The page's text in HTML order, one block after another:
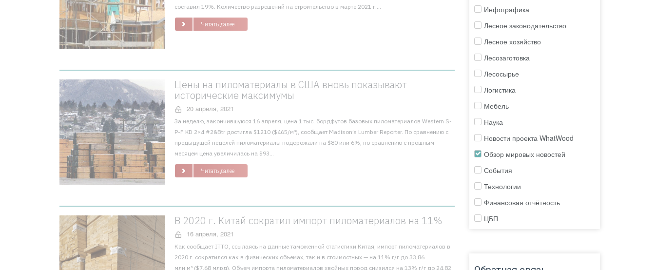
составил 19%. Количество разрешений на строительство в марте 2021 г....
Читать далее
Цены на пиломатериалы в США вновь показывают
исторические максимумы
20 апреля, 2021
За неделю, закончившуюся 16 апреля, цена 1 тыс. бордфутов базовых пиломатериалов Western S-
P-F KD 2×4 #2&Btr достигла $1210 ($465/м³), сообщает Madison’s Lumber Reporter. По сравнению с
предыдущей неделей пиломатериалы подорожали на $80 или 6%, по сравнению с прошлым
месяцем цена увеличилась на $93...
Читать далее
В 2020 г. Китай сократил импорт пиломатериалов на 11%
16 апреля, 2021
Как сообщает ITTO, ссылаясь на данные таможенной статистики Китая, импорт пиломатериалов в
2020 г. сократился как в физических объемах, так и в стоимостных — на 11% г/г до 33,86
млн м³ ($7,68 млрд). Объем импорта пиломатериалов хвойных пород снизился на 13% г/г до 24,82
Инфографика
Лесное законодательство
Лесное хозяйство
Лесозаготовка
Лесосырье
Логистика
Мебель
Наука
Новости проекта WhatWood
Обзор мировых новостей
События
Технологии
Финансовая отчётность
ЦБП